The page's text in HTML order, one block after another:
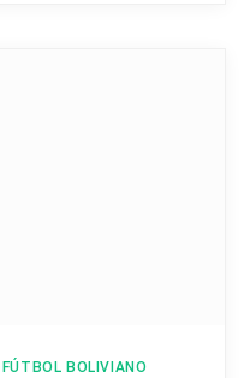
BOLIVIANO